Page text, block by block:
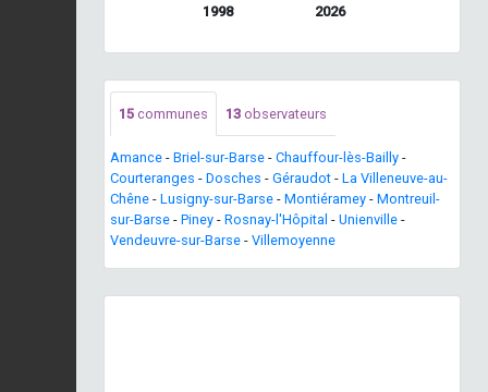
1998 2026
15 communes 13 observateurs
Amance - Briel-sur-Barse - Chauffour-lès-Bailly -
Courteranges - Dosches - Géraudot - La Villeneuve-au-
Chêne - Lusigny-sur-Barse - Montiéramey - Montreuil-
sur-Barse - Piney - Rosnay-l'Hôpital - Unienville -
Vendeuvre-sur-Barse - Villemoyenne